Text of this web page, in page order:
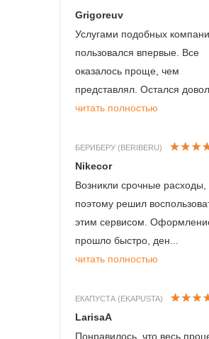
Grigoreuv
Услугами подобных
пользовался впервые. Все
оказалось проще, чем
представлял. Остался
читать полностью
БЕРИБЕРУ (BERIBERU)
Nikecor
Возникли срочные расходы,
поэтому решил
этим сервисом.
прошло быстро, ден...
читать полностью
ЕКАПУСТА (EKAPUSTA)
LarisaA
Понравилось, что весь